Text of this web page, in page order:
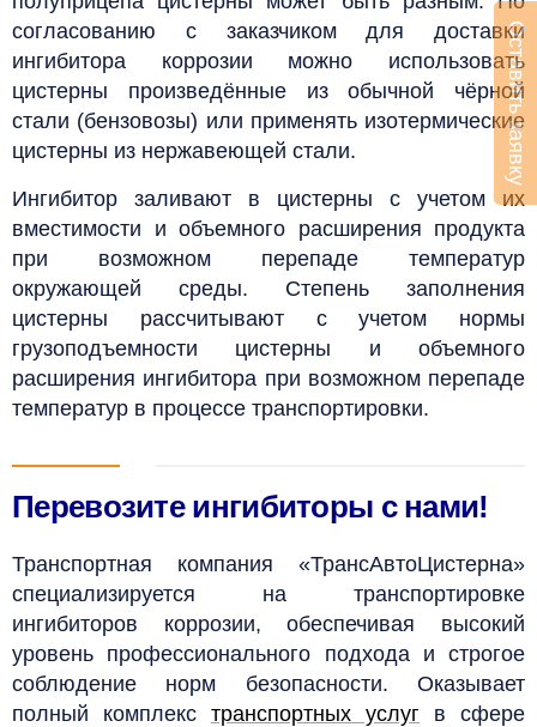
согласованию с заказчиком для доставки
ингибитора коррозии можно использовать
цистерны произведённые из обычной чёрной
стали (бензовозы) или применять изотермические
цистерны из нержавеющей стали.
Ингибитор заливают в цистерны с учетом их
вместимости и объемного расширения продукта
при возможном перепаде температур
окружающей среды. Степень заполнения
цистерны рассчитывают с учетом нормы
грузоподъемности цистерны и объемного
расширения ингибитора при возможном перепаде
температур в процессе транспортировки.
Перевозите ингибиторы с нами!
Транспортная компания «ТрансАвтоЦистерна»
специализируется на транспортировке
ингибиторов коррозии, обеспечивая высокий
уровень профессионального подхода и строгое
соблюдение норм безопасности. Оказывает
полный комплекс транспортных услуг в сфере
Оставить заявку